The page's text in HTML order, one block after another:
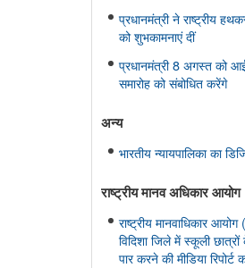
प्रधानमंत्री ने राष्ट्रीय
को शुभकामनाएं दीं
प्रधानमंत्री 8 अगस्त को
समारोह को संबोधित करेंगे
अन्य
भारतीय न्यायपालिका का
राष्ट्रीय मानव अधिकार आयोग
राष्ट्रीय मानवाधिकार
विदिशा जिले में स्कूली
पार करने की मीडिया रिपोर्ट